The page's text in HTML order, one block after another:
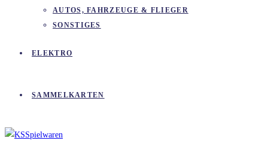
AUTOS, FAHRZEUGE & FLIEGER
SONSTIGES
ELEKTRO
SAMMELKARTEN